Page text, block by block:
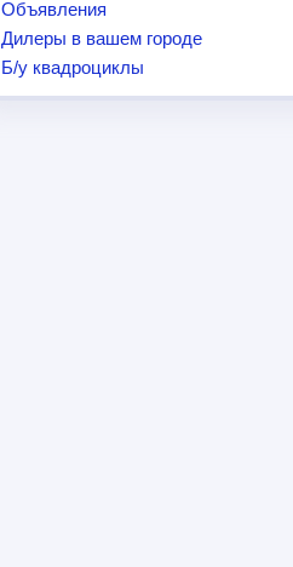
Объявления
Дилеры в вашем городе
Б/у квадроциклы